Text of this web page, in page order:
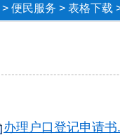
> 便民服务 > 表格下载
办理户口登记申请